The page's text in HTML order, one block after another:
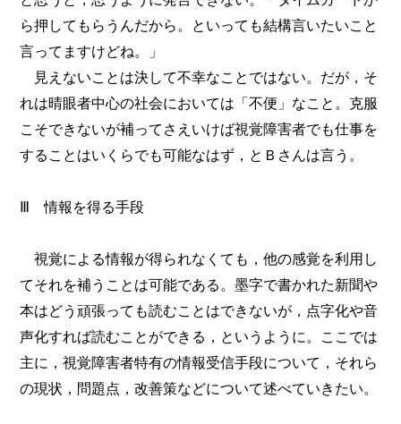
ら押してもらうんだから。といっても結構言いたいこと
言ってますけどね。」
見えないことは決して不幸なことではない。だが，そ
れは晴眼者中心の社会においては「不便」なこと。克服
こそできないが補ってさえいけば視覚障害者でも仕事を
することはいくらでも可能なはず，とＢさんは言う。
Ⅲ 情報を得る手段
視覚による情報が得られなくても，他の感覚を利用し
てそれを補うことは可能である。墨字で書かれた新聞や
本はどう頑張っても読むことはできないが，点字化や音
声化すれば読むことができる，というように。ここでは
主に，視覚障害者特有の情報受信手段について，それら
の現状，問題点，改善策などについて述べていきたい。